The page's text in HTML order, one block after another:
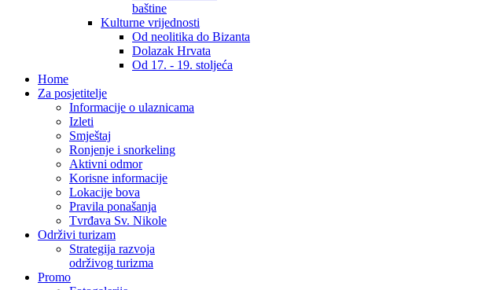
baštine
Kulturne vrijednosti
Od neolitika do Bizanta
Dolazak Hrvata
Od 17. - 19. stoljeća
Home
Za posjetitelje
Informacije o ulaznicama
Izleti
Smještaj
Ronjenje i snorkeling
Aktivni odmor
Korisne informacije
Lokacije bova
Pravila ponašanja
Tvrđava Sv. Nikole
Održivi turizam
Strategija razvoja
održivog turizma
Promo